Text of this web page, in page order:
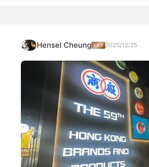
Hensel Cheung 2025/12/25